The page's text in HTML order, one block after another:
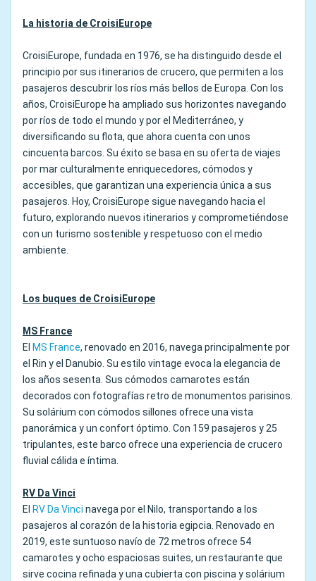
La historia de CroisiEurope
CroisiEurope, fundada en 1976, se ha distinguido desde el
principio por sus itinerarios de crucero, que permiten a los
pasajeros descubrir los ríos más bellos de Europa. Con los
años, CroisiEurope ha ampliado sus horizontes navegando
por ríos de todo el mundo y por el Mediterráneo, y
diversificando su flota, que ahora cuenta con unos
cincuenta barcos. Su éxito se basa en su oferta de viajes
por mar culturalmente enriquecedores, cómodos y
accesibles, que garantizan una experiencia única a sus
pasajeros. Hoy, CroisiEurope sigue navegando hacia el
futuro, explorando nuevos itinerarios y comprometiéndose
con un turismo sostenible y respetuoso con el medio
ambiente.
Los buques de CroisiEurope
MS France
El MS France, renovado en 2016, navega principalmente por
el Rin y el Danubio. Su estilo vintage evoca la elegancia de
los años sesenta. Sus cómodos camarotes están
decorados con fotografías retro de monumentos parisinos.
Su solárium con cómodos sillones ofrece una vista
panorámica y un confort óptimo. Con 159 pasajeros y 25
tripulantes, este barco ofrece una experiencia de crucero
fluvial cálida e íntima.
RV Da Vinci
El RV Da Vinci navega por el Nilo, transportando a los
pasajeros al corazón de la historia egipcia. Renovado en
2019, este suntuoso navío de 72 metros ofrece 54
camarotes y ocho espaciosas suites, un restaurante que
sirve cocina refinada y una cubierta con piscina y solárium